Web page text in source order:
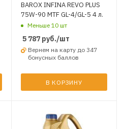
BAROX INFINA REVO PLUS
75W-90 MTF GL-4/GL-5 4 л.
Меньше 10 шт
5 787руб./шт
Вернем на карту до 347
бонусных баллов
В КОРЗИНУ